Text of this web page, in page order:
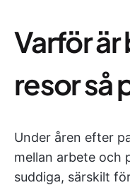
Varför
resor så
Under åren efter
mellan arbete och
suddiga, särskilt